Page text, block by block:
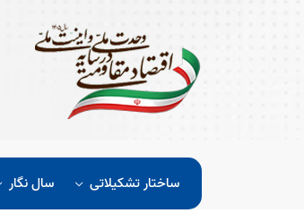
ساختار تشکیلاتی سال نگار